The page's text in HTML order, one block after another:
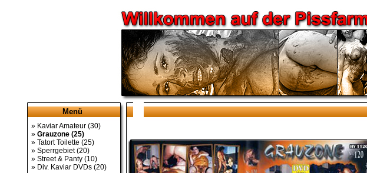
Menü
» Kaviar Amateur(30)
» Grauzone(25)
» Tatort Toilette (25)
» Sperrgebiet(20)
» Street & Panty(10)
» Div. Kaviar DVDs(20)